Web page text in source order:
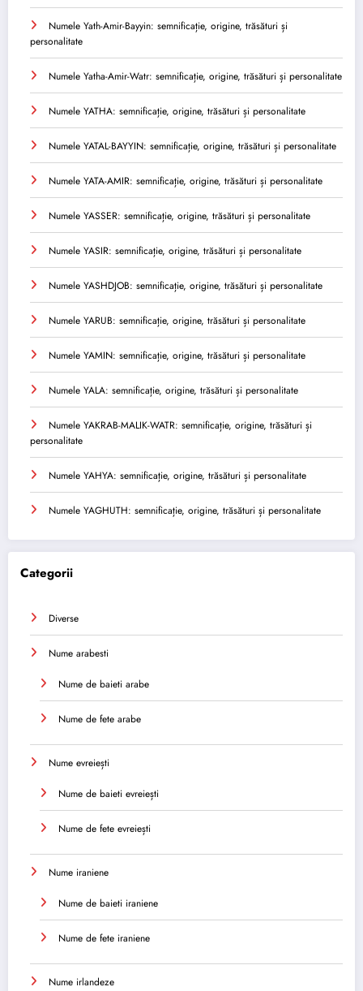
Numele Yath-Amir-Bayyin: semnificație, origine, trăsături și
personalitate
Numele Yatha-Amir-Watr: semnificație, origine, trăsături și personalitate
Numele YATHA: semnificație, origine, trăsături și personalitate
Numele YATAL-BAYYIN: semnificație, origine, trăsături și personalitate
Numele YATA-AMIR: semnificație, origine, trăsături și personalitate
Numele YASSER: semnificație, origine, trăsături și personalitate
Numele YASIR: semnificație, origine, trăsături și personalitate
Numele YASHDJOB: semnificație, origine, trăsături și personalitate
Numele YARUB: semnificație, origine, trăsături și personalitate
Numele YAMIN: semnificație, origine, trăsături și personalitate
Numele YALA: semnificație, origine, trăsături și personalitate
Numele YAKRAB-MALIK-WATR: semnificație, origine, trăsături și
personalitate
Numele YAHYA: semnificație, origine, trăsături și personalitate
Numele YAGHUTH: semnificație, origine, trăsături și personalitate
Categorii
Diverse
Nume arabesti
Nume de baieti arabe
Nume de fete arabe
Nume evreiești
Nume de baieti evreiești
Nume de fete evreiești
Nume iraniene
Nume de baieti iraniene
Nume de fete iraniene
Nume irlandeze